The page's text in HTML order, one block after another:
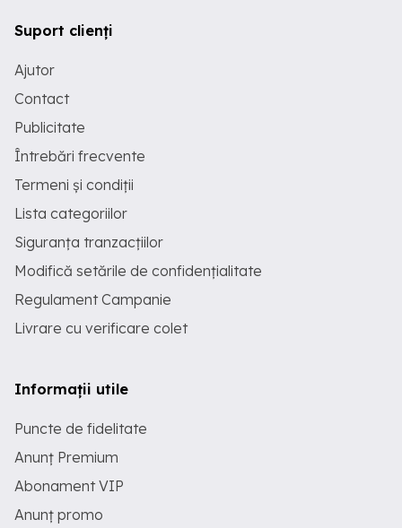
Suport clienți
Ajutor
Contact
Publicitate
Întrebări frecvente
Termeni și condiții
Lista categoriilor
Siguranța tranzacțiilor
Modifică setările de confidențialitate
Regulament Campanie
Livrare cu verificare colet
Informații utile
Puncte de fidelitate
Anunț Premium
Abonament VIP
Anunț promo